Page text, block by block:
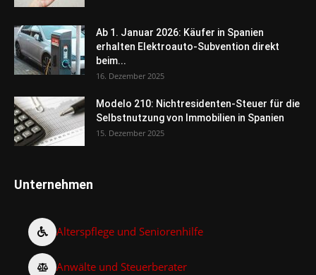
Ab 1. Januar 2026: Käufer in Spanien
erhalten Elektroauto-Subvention direkt
beim...
16. Dezember 2025
Modelo 210: Nichtresidenten-Steuer für die
Selbstnutzung von Immobilien in Spanien
15. Dezember 2025
Unternehmen
Alterspflege und Seniorenhilfe
Anwälte und Steuerberater